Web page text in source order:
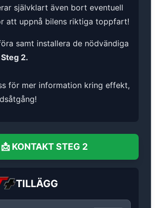
självklart även bort eventuell
att uppnå bilens riktiga toppfart!
samt installera de nödvändiga
Steg 2.
för mer information kring effekt,
📩 KONTAKT STEG 2
TILLÄGG